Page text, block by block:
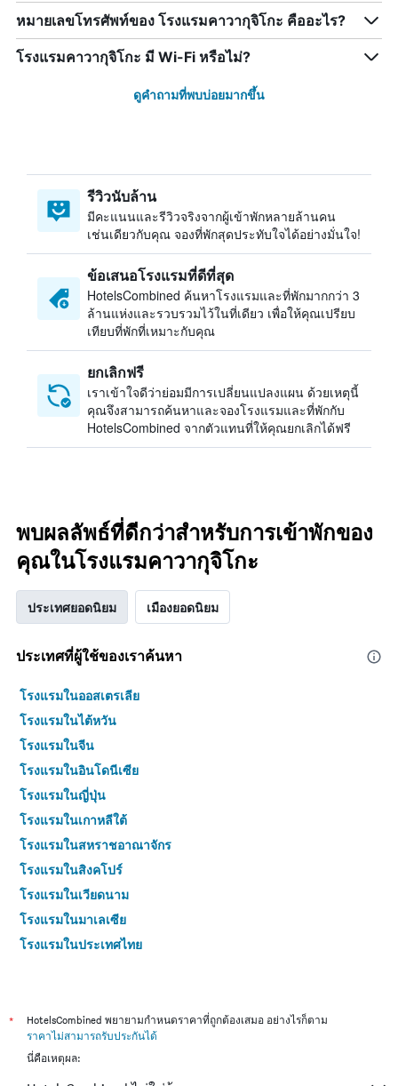
หมายเลขโทรศัพท์ของ โรงแรมคาวากุจิโกะ คืออะไร?
โรงแรมคาวากุจิโกะ มี Wi-Fi หรือไม่?
ดูคำถามที่พบบ่อยมากขึ้น
รีวิวนับล้าน
มีคะแนนและรีวิวจริงจากผู้เข้าพักหลายล้านคน
เช่นเดียวกับคุณ จองที่พักสุดประทับใจได้อย่างมั่นใจ!
ข้อเสนอโรงแรมที่ดีที่สุด
HotelsCombined ค้นหาโรงแรมและที่พักมากกว่า 3
ล้านแห่งและรวบรวมไว้ในที่เดียว เพื่อให้คุณเปรียบ
เทียบที่พักที่เหมาะกับคุณ
ยกเลิกฟรี
เราเข้าใจดีว่าย่อมมีการเปลี่ยนแปลงแผน ด้วยเหตุนี้
คุณจึงสามารถค้นหาและจองโรงแรมและที่พักกับ
HotelsCombined จากตัวแทนที่ให้คุณยกเลิกได้ฟรี
พบผลลัพธ์ที่ดีกว่าสำหรับการเข้าพักของ
คุณในโรงแรมคาวากุจิโกะ
ประเทศยอดนิยม เมืองยอดนิยม
ประเทศที่ผู้ใช้ของเราค้นหา
โรงแรมในออสเตรเลีย
โรงแรมในไต้หวัน
โรงแรมในจีน
โรงแรมในอินโดนีเซีย
โรงแรมในญี่ปุ่น
โรงแรมในเกาหลีใต้
โรงแรมในสหราชอาณาจักร
โรงแรมในสิงคโปร์
โรงแรมในเวียดนาม
โรงแรมในมาเลเซีย
โรงแรมในประเทศไทย
*
HotelsCombined พยายามกำหนดราคาที่ถูกต้องเสมอ อย่างไรก็ตาม
ราคาไม่สามารถรับประกันได้
นี่คือเหตุผล: